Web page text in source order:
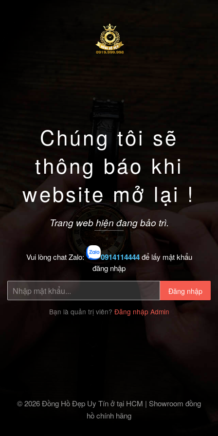
Chúng tôi sẽ
thông báo khi
website mở lại !
Trang web hiện đang bảo trì.
Vui lòng chat Zalo: 0914114444để lấy mật khẩu
đăng nhập
Đăng nhập
Bạn là quản trị viên? Đăng nhập Admin
© 2026 Đồng Hồ Đẹp Uy Tín ở tại HCM | Showroom đồng
hồ chính hãng‎